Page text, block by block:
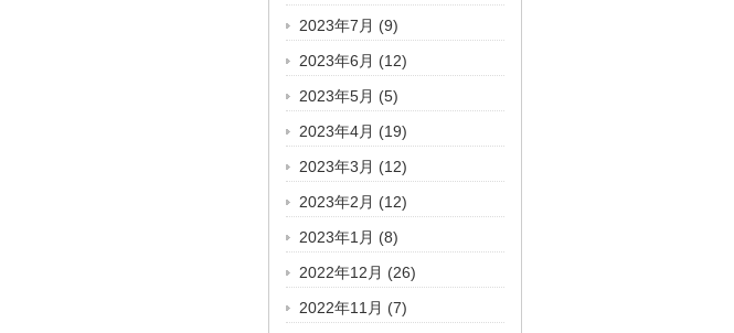
2023年7月 (9)
2023年6月 (12)
2023年5月 (5)
2023年4月 (19)
2023年3月 (12)
2023年2月 (12)
2023年1月 (8)
2022年12月 (26)
2022年11月 (7)